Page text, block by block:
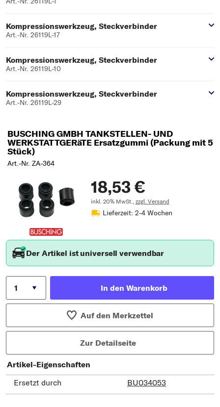
Kompressionswerkzeug, Steckverbinder
Art.-Nr. 26119L-17
Kompressionswerkzeug, Steckverbinder
Art.-Nr. 26119L-10
Kompressionswerkzeug, Steckverbinder
Art.-Nr. 26119L-29
BUSCHING GMBH TANKSTELLEN- UND
WERKSTATTGERäTE Ersatzgummi (Packung mit 5
Stück)
Art.-Nr. ZA-364
18,53 €
inkl. 20% MwSt., zzgl. Versand
Lieferzeit: 2-4 Wochen
Der Artikel ist universell verwendbar
In den Warenkorb
Auf den Merkzettel
Zur Detailseite
Artikel-Eigenschaften
Ersetzt durch
BU034053